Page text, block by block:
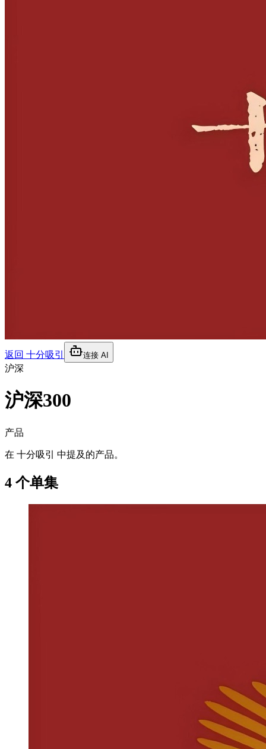
返回 十分吸引 连接 AI
沪深
沪深300
产品
在 十分吸引 中提及的产品。
4 个单集